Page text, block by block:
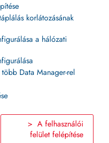
korlátozásának
a hálózati
Data Manager-rel
> A felhasználói
felület felépítése
kívül helyezése